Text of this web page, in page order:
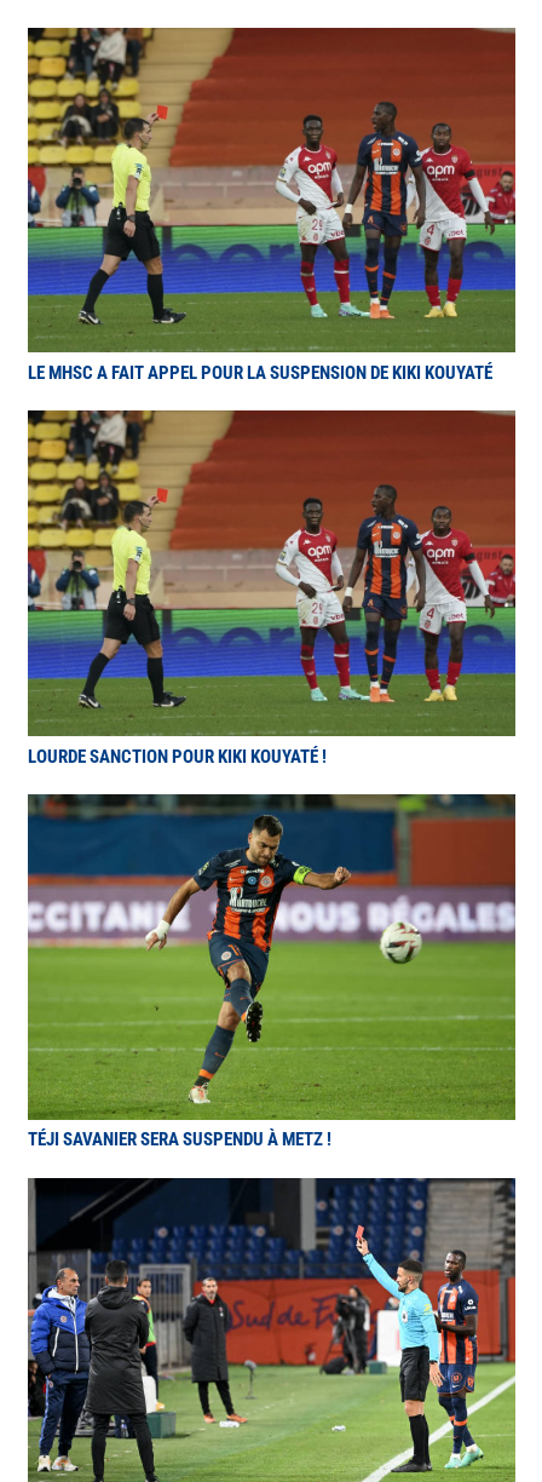
LE MHSC A FAIT APPEL POUR LA SUSPENSION DE KIKI KOUYATÉ
LOURDE SANCTION POUR KIKI KOUYATÉ !
TÉJI SAVANIER SERA SUSPENDU À METZ !